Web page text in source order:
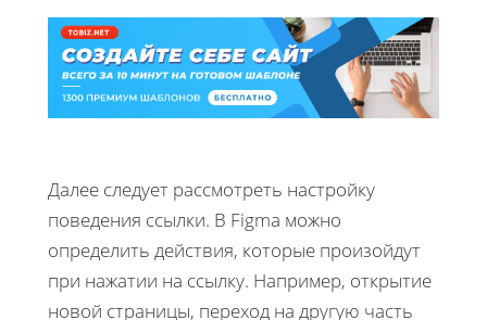
Далее следует рассмотреть настройку
поведения ссылки. В Figma можно
определить действия, которые произойдут
при нажатии на ссылку. Например, открытие
новой страницы, переход на другую часть